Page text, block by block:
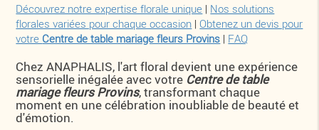
Découvrez notre expertise florale unique | Nos solutions
florales variées pour chaque occasion | Obtenez un devis pour
votre Centre de table mariage fleurs Provins | FAQ
Chez ANAPHALIS, l'art floral devient une expérience
sensorielle inégalée avec votre Centre de table
mariage fleurs Provins, transformant chaque
moment en une célébration inoubliable de beauté et
d'émotion.